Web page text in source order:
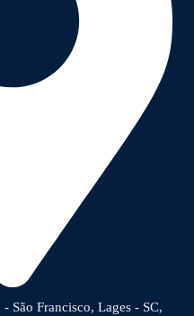
São Francisco, Lages - SC,